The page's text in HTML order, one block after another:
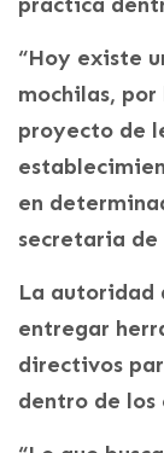
“Hoy existe
mochilas,
proyecto de
en
secretaria de
La autoridad
entregar
directivos
dentro de